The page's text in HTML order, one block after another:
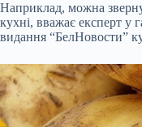
Наприклад, можна
кухні, вважає експерт у
видання “БелНовости”